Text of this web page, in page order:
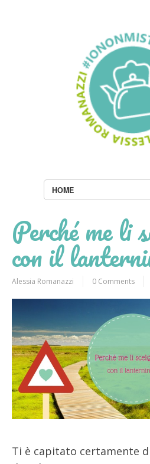
HOME
Perché me li
con il
Alessia Romanazzi 0 Comments
Ti è capitato certamente